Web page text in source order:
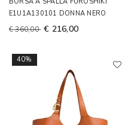
E1U1A130101 DONNA NERO
€ 360,00 € 216,00
40%